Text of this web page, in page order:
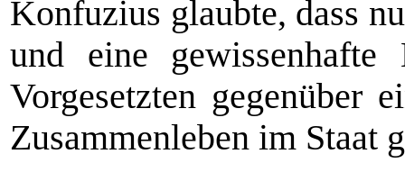
Konfuzius glaubte, dass
und eine
Vorgesetzten gegenüber
Zusammenleben im Staat